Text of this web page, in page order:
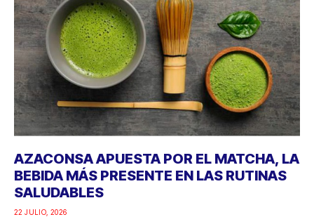
AZACONSA APUESTA POR EL MATCHA, LA
BEBIDA MÁS PRESENTE EN LAS RUTINAS
SALUDABLES
22 JULIO, 2026